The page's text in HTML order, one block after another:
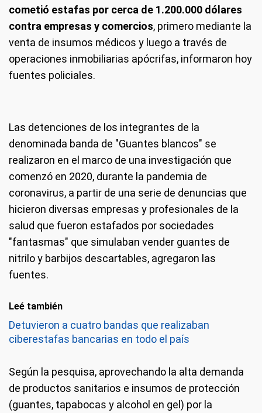
cometió estafas por cerca de 1.200.000 dólares
contra empresas y comercios, primero mediante la
venta de insumos médicos y luego a través de
operaciones inmobiliarias apócrifas, informaron hoy
fuentes policiales.
Las detenciones de los integrantes de la
denominada banda de "Guantes blancos" se
realizaron en el marco de una investigación que
comenzó en 2020, durante la pandemia de
coronavirus, a partir de una serie de denuncias que
hicieron diversas empresas y profesionales de la
salud que fueron estafados por sociedades
"fantasmas" que simulaban vender guantes de
nitrilo y barbijos descartables, agregaron las
fuentes.
Leé también
Detuvieron a cuatro bandas que realizaban
ciberestafas bancarias en todo el país
Según la pesquisa, aprovechando la alta demanda
de productos sanitarios e insumos de protección
(guantes, tapabocas y alcohol en gel) por la